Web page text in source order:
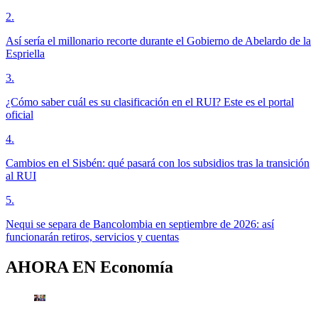
2.
Así sería el millonario recorte durante el Gobierno de Abelardo de la
Espriella
3.
¿Cómo saber cuál es su clasificación en el RUI? Este es el portal
oficial
4.
Cambios en el Sisbén: qué pasará con los subsidios tras la transición
al RUI
5.
Nequi se separa de Bancolombia en septiembre de 2026: así
funcionarán retiros, servicios y cuentas
AHORA EN Economía